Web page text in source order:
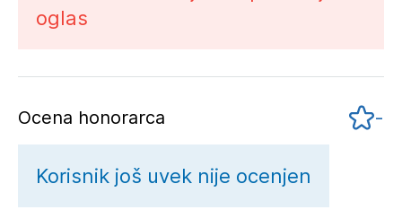
oglas
Ocena honorarca -
Korisnik još uvek nije ocenjen